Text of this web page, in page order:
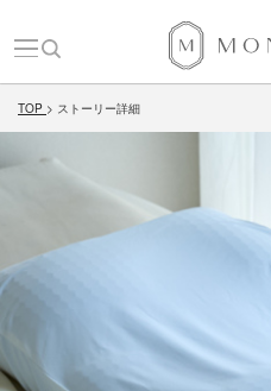
TOP ストーリー詳細